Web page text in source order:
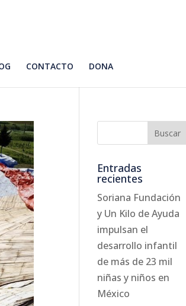
CONTACTO DONA
Entradas
recientes
Soriana Fundación
y Un Kilo de Ayuda
impulsan el
desarrollo infantil
de más de 23 mil
niñas y niños en
México